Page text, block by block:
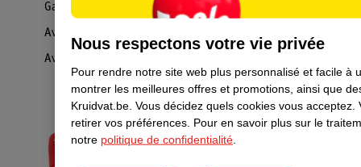
Garantie
Avis de sécurité
Avis
Nous respectons votre vie privée
Pour rendre notre site web plus personnalisé et facile à
montrer les meilleures offres et promotions, ainsi que
Kruidvat.be. Vous décidez quels cookies vous acceptez.
retirer vos préférences. Pour en savoir plus sur le
notre politique de confidentialité